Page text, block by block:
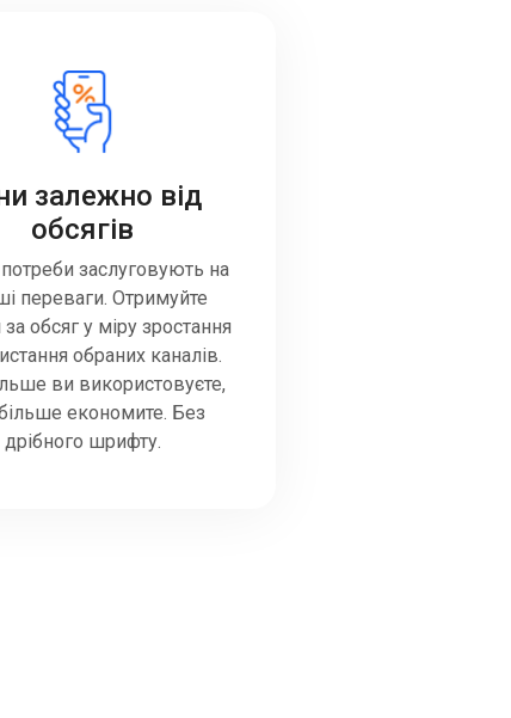
залежно від
обсягів
заслуговують на
переваги. Отримуйте
обсяг у міру зростання
обраних каналів.
ви використовуєте,
економите. Без
дрібного шрифту.